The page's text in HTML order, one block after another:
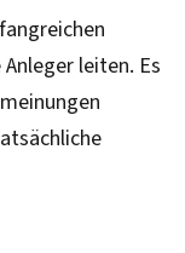
leiten. Es